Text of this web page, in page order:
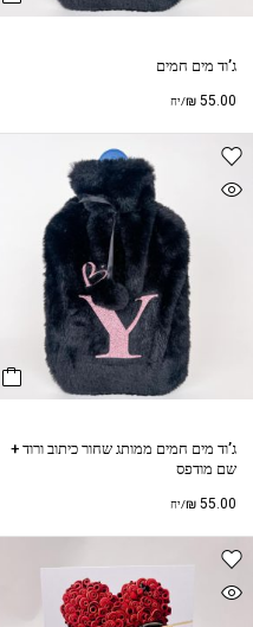
ג’וד מים חמים
₪ 55.00 /יח
ג’וד מים חמים ממותג שחור כיתוב ורוד +
שם מודפס
₪ 55.00 /יח